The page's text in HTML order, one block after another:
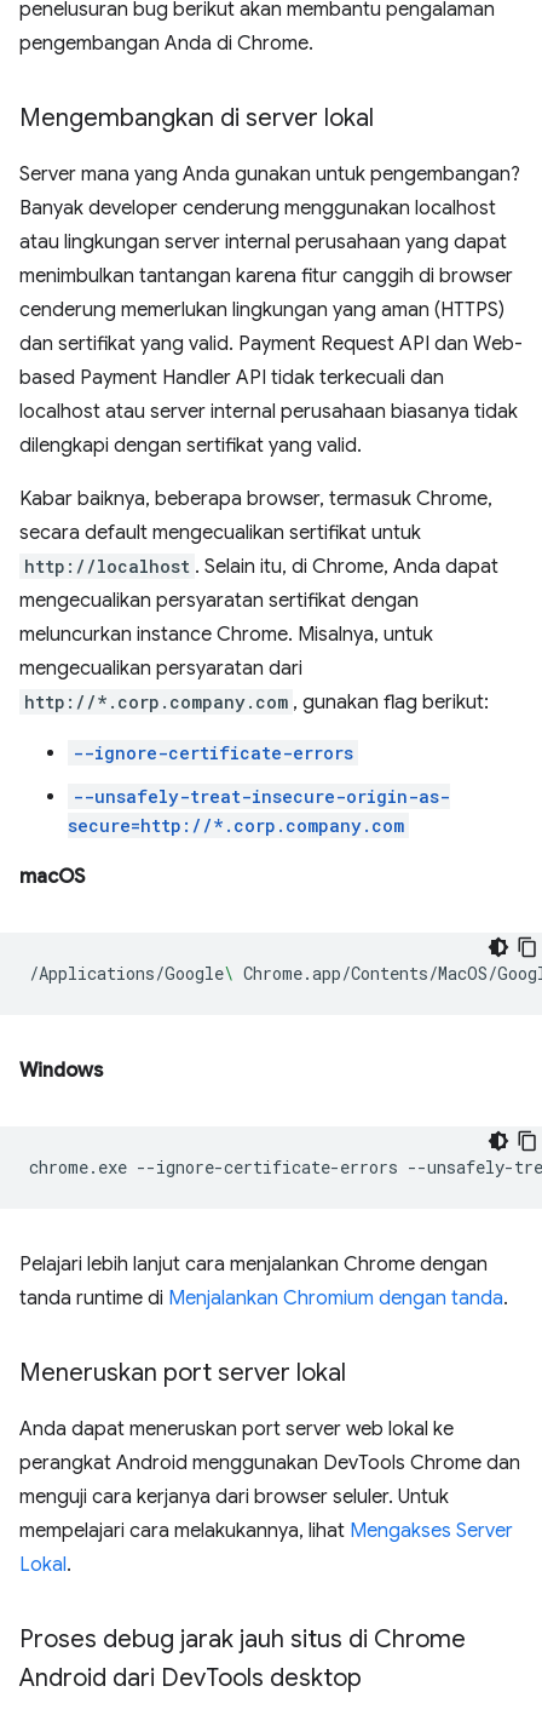
penelusuran bug berikut akan membantu pengalaman
pengembangan Anda di Chrome.
Mengembangkan di server lokal
Server mana yang Anda gunakan untuk pengembangan?
Banyak developer cenderung menggunakan localhost
atau lingkungan server internal perusahaan yang dapat
menimbulkan tantangan karena fitur canggih di browser
cenderung memerlukan lingkungan yang aman (HTTPS)
dan sertifikat yang valid. Payment Request API dan Web-
based Payment Handler API tidak terkecuali dan
localhost atau server internal perusahaan biasanya tidak
dilengkapi dengan sertifikat yang valid.
Kabar baiknya, beberapa browser, termasuk Chrome,
secara default mengecualikan sertifikat untuk
http://localhost . Selain itu, di Chrome, Anda dapat
mengecualikan persyaratan sertifikat dengan
meluncurkan instance Chrome. Misalnya, untuk
mengecualikan persyaratan dari
http://*.corp.company.com , gunakan flag berikut:
--ignore-certificate-errors
--unsafely-treat-insecure-origin-as-
secure=http://*.corp.company.com
macOS
/Applications/Google\ Chrome.app/Contents/MacOS/
Windows
chrome.exe --ignore-certificate-errors --unsafely-
Pelajari lebih lanjut cara menjalankan Chrome dengan
tanda runtime di Menjalankan Chromium dengan tanda.
Meneruskan port server lokal
Anda dapat meneruskan port server web lokal ke
perangkat Android menggunakan DevTools Chrome dan
menguji cara kerjanya dari browser seluler. Untuk
mempelajari cara melakukannya, lihat Mengakses Server
Lokal.
Proses debug jarak jauh situs di Chrome
Android dari DevTools desktop